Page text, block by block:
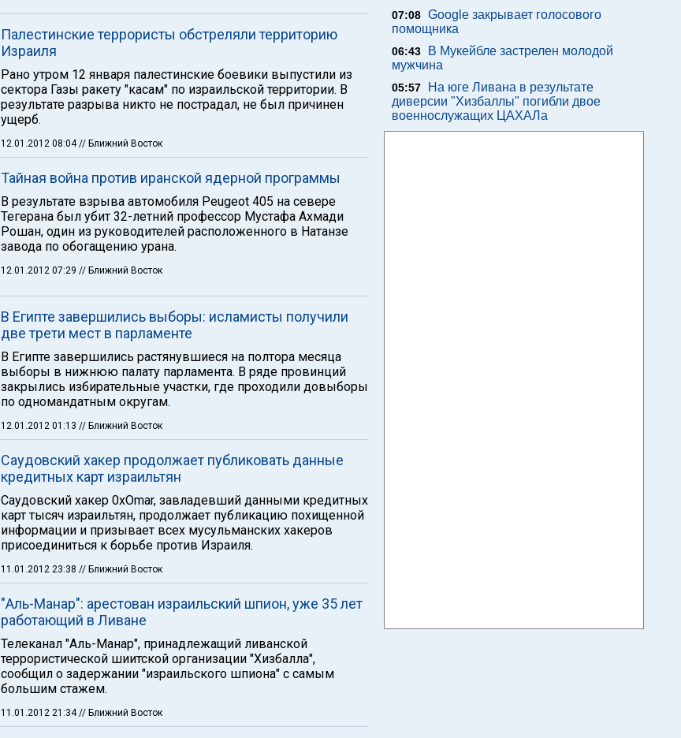
Палестинские террористы обстреляли территорию
Израиля
Рано утром 12 января палестинские боевики выпустили из
сектора Газы ракету "касам" по израильской территории. В
результате разрыва никто не пострадал, не был причинен
ущерб.
12.01.2012 08:04// Ближний Восток
Тайная война против иранской ядерной программы
В результате взрыва автомобиля Peugeot 405 на севере
Тегерана был убит 32-летний профессор Мустафа Ахмади
Рошан, один из руководителей расположенного в Натанзе
завода по обогащению урана.
12.01.2012 07:29 // Ближний Восток
В Египте завершились выборы: исламисты получили
две трети мест в парламенте
В Египте завершились растянувшиеся на полтора месяца
выборы в нижнюю палату парламента. В ряде провинций
закрылись избирательные участки, где проходили довыборы
по одномандатным округам.
12.01.2012 01:13 // Ближний Восток
Саудовский хакер продолжает публиковать данные
кредитных карт израильтян
Саудовский хакер 0xOmar, завладевший данными кредитных
карт тысяч израильтян, продолжает публикацию похищенной
информации и призывает всех мусульманских хакеров
присоединиться к борьбе против Израиля.
11.01.2012 23:38 // Ближний Восток
"Аль-Манар": арестован израильский шпион, уже 35 лет
работающий в Ливане
Телеканал "Аль-Манар", принадлежащий ливанской
террористической шиитской организации "Хизбалла",
сообщил о задержании "израильского шпиона" с самым
большим стажем.
11.01.2012 21:34// Ближний Восток
07:08 Google закрывает голосового
помощника
06:43
В Мукейбле застрелен молодой
мужчина
05:57
На юге Ливана в результате
диверсии "Хизбаллы" погибли двое
военнослужащих ЦАХАЛа